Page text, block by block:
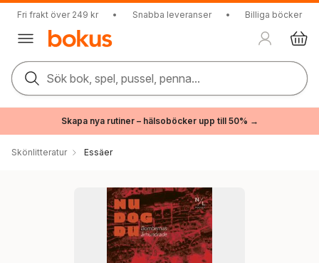
Fri frakt över 249 kr • Snabba leveranser • Billiga böcker
Sök bok, spel, pussel, penna...
Skapa nya rutiner – hälsoböcker upp till 50% →
Skönlitteratur Essäer